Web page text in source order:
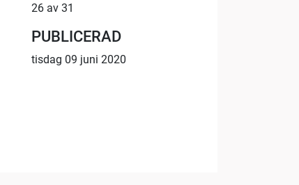
26 av 31
PUBLICERAD
tisdag 09 juni 2020